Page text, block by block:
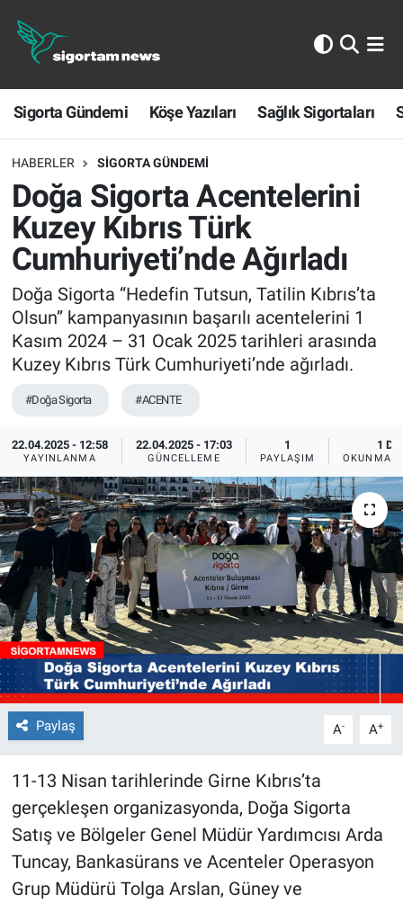
Sigorta Gündemi Köşe Yazıları Sağlık Sigortaları
HABERLER SIGORTA GÜNDEMI
Doğa Sigorta Acentelerini
Kuzey Kıbrıs Türk
Cumhuriyeti’nde Ağırladı
Doğa Sigorta “Hedefin Tutsun, Tatilin Kıbrıs’ta
Olsun” kampanyasının başarılı acentelerini 1
Kasım 2024 – 31 Ocak 2025 tarihleri arasında
Kuzey Kıbrıs Türk Cumhuriyeti’nde ağırladı.
#Doğa Sigorta #ACENTE
22.04.2025 - 12:58
YAYINLANMA
22.04.2025 - 17:03
GÜNCELLEME
1
PAYLAŞIM
1 DK
OKUNMA
Paylaş A- A+
11-13 Nisan tarihlerinde Girne Kıbrıs’ta
gerçekleşen organizasyonda, Doğa Sigorta
Satış ve Bölgeler Genel Müdür Yardımcısı Arda
Tuncay, Bankasürans ve Acenteler Operasyon
Grup Müdürü Tolga Arslan, Güney ve
Sigorta Gündemi
Köşe Yazıları
Sağlık Sigortaları
Sporun Sigortası
Ekonomi